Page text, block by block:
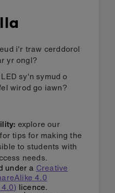
i'r traw cerddorol
yr ongl?
sy'n symud o
wirod go iawn?
explore our
for tips for making the
to students with
needs.
under a Creative
4.0
licence.